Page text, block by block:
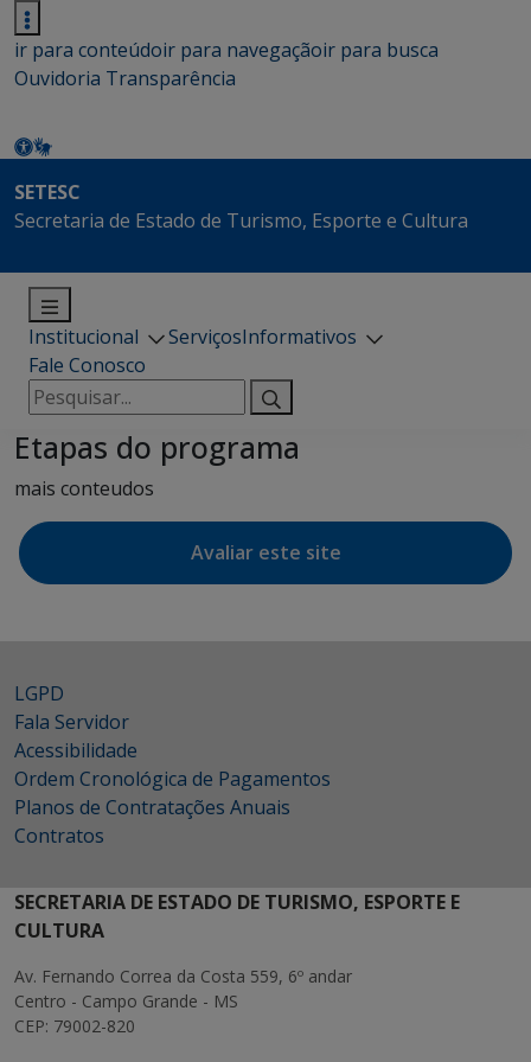
ir para conteúdoir para navegaçãoir para busca
Ouvidoria Transparência
SETESC
Secretaria de Estado de Turismo, Esporte e Cultura
Institucional ServiçosInformativos
Fale Conosco
Pesquisar
por:
Etapas do programa
mais conteudos
Avaliar este site
LGPD
Fala Servidor
Acessibilidade
Ordem Cronológica de Pagamentos
Planos de Contratações Anuais
Contratos
SECRETARIA DE ESTADO DE TURISMO, ESPORTE E
CULTURA
Av. Fernando Correa da Costa 559, 6º andar
Centro - Campo Grande - MS
CEP: 79002-820